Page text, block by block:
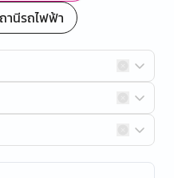
านีรถไฟฟ้า